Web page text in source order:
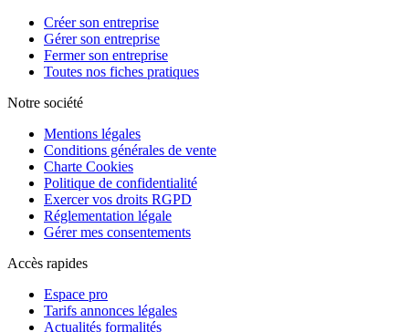
Créer son entreprise
Gérer son entreprise
Fermer son entreprise
Toutes nos fiches pratiques
Notre société
Mentions légales
Conditions générales de vente
Charte Cookies
Politique de confidentialité
Exercer vos droits RGPD
Réglementation légale
Gérer mes consentements
Accès rapides
Espace pro
Tarifs annonces légales
Actualités formalités